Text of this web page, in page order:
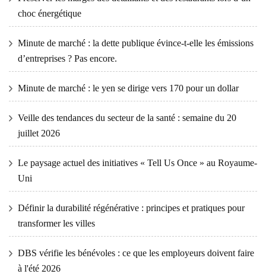
choc énergétique
Minute de marché : la dette publique évince-t-elle les émissions
d’entreprises ? Pas encore.
Minute de marché : le yen se dirige vers 170 pour un dollar
Veille des tendances du secteur de la santé : semaine du 20
juillet 2026
Le paysage actuel des initiatives « Tell Us Once » au Royaume-
Uni
Définir la durabilité régénérative : principes et pratiques pour
transformer les villes
DBS vérifie les bénévoles : ce que les employeurs doivent faire
à l'été 2026